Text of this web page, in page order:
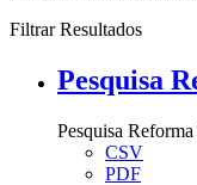
Filtrar Resultados
Pesquisa
Pesquisa
CSV
PDF